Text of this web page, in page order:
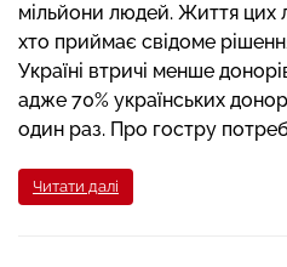
мільйони людей. Життя цих
хто приймає свідоме
Україні втричі менше
адже 70% українських
один раз. Про гостру
Читати далі